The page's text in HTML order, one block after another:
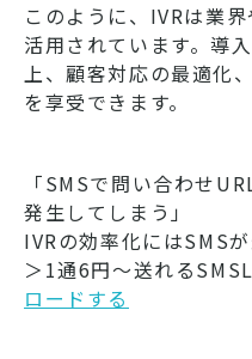
このように、IVRは業
活用されています。導
上、顧客対応の最適化
を享受できます。
「SMSで問い合わせ
発生してしまう」
IVRの効率化にはSMSが
＞1通6円～送れる
ロードする